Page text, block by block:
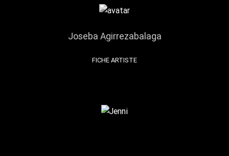
Joseba Agirrezabalaga
FICHE ARTISTE